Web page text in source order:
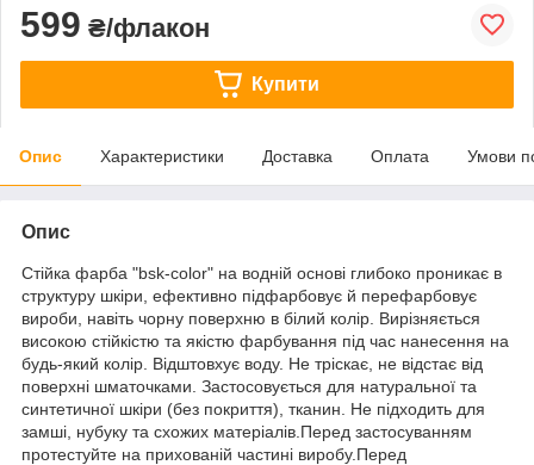
599 ₴/флакон
Купити
Опис Характеристики Доставка Оплата Умови
Опис
Стійка фарба "bsk-color" на водній основі глибоко проникає в
структуру шкіри, ефективно підфарбовує й перефарбовує
вироби, навіть чорну поверхню в білий колір. Вирізняється
високою стійкістю та якістю фарбування під час нанесення на
будь-який колір. Відштовхує воду. Не тріскає, не відстає від
поверхні шматочками. Застосовується для натуральної та
синтетичної шкіри (без покриття), тканин. Не підходить для
замші, нубуку та схожих матеріалів.Перед застосуванням
протестуйте на прихованій частині виробу.Перед